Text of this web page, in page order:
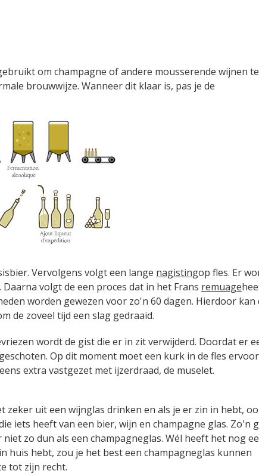
om champagne of andere mousserende wijnen te
brouwwijze. Wanneer dit klaar is, pas je de
Vervolgens volgt een lange nagistingop fles. Er
volgt de een proces dat in het Frans remuage
worden gewezen voor zo'n 60 dagen. Hierdoor kan
de zoveel tijd een slag gedraaid.
wordt de gist die er in zit verwijderd. Doordat er
Op dit moment moet een kurk in de fles
extra vastgezet met ijzerdraad, de muselet.
zeker uit een wijnglas drinken en als je er zin in hebt,
iets heeft van een bier, wijn en champagne glas. Zo'n
zo dun als een champagneglas. Wél heeft het nog
huis hebt, zou je het best een champagneglas kunnen
tot zijn recht.